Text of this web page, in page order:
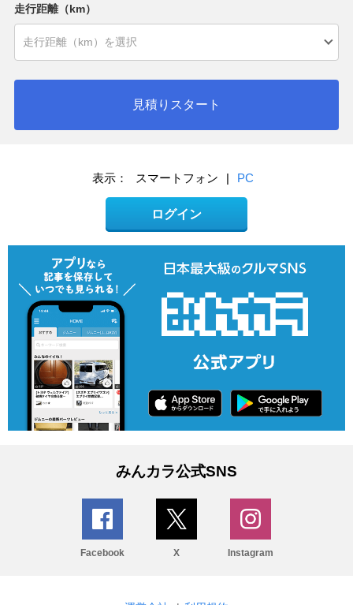
走行距離（km）
見積りスタート
表示： スマートフォン | PC
ログイン
みんカラ公式SNS
Facebook X Instagram